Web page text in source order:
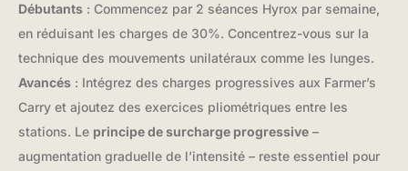
Débutants : Commencez par 2 séances Hyrox par semaine,
en réduisant les charges de 30%. Concentrez-vous sur la
technique des mouvements unilatéraux comme les lunges.
Avancés : Intégrez des charges progressives aux Farmer’s
Carry et ajoutez des exercices pliométriques entre les
stations. Le principe de surcharge progressive –
augmentation graduelle de l’intensité – reste essentiel pour